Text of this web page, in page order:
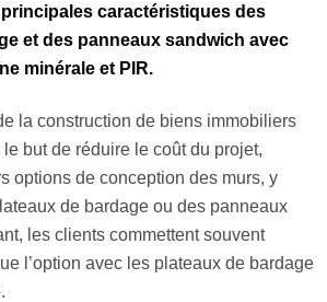
caractéristiques des
et des panneaux sandwich avec
minérale et PIR.
la construction de biens immobiliers
but de réduire le coût du projet,
options de conception des murs, y
de bardage ou des panneaux
les clients commettent souvent
l’option avec les plateaux de bardage